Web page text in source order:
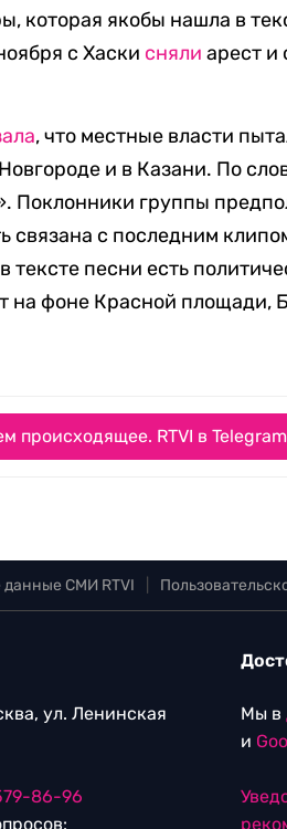
которая якобы нашла в
с Хаски сняли арест и
, что местные власти
и в Казани. По
Поклонники группы
связана с последним
тексте песни есть
на фоне Красной площади,
происходящее. RTVI в Telegram
СМИ RTVI
ул. Ленинская
86-96
Мы в
и